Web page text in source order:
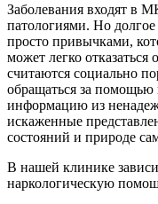
Заболевания входят в
патологиями. Но
просто привычками,
может легко
считаются социально
обращаться за помощью
информацию из
искаженные
состояний и природе
В нашей клинике
наркологическую